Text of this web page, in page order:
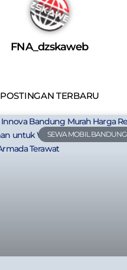
FNA_dzskaweb
POSTINGAN TERBARU
SEWA MOBIL BANDUNG